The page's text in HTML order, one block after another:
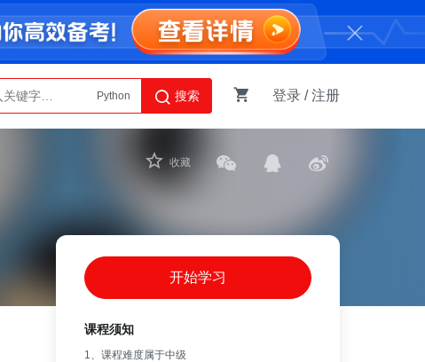
Python
AI智能体
搜索 登录 /注册
收藏
开始学习
课程须知
1、课程难度属于中级